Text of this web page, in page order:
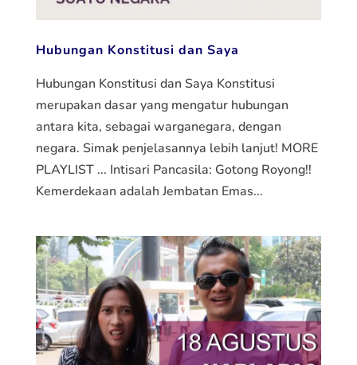
Hubungan Konstitusi dan Saya
Hubungan Konstitusi dan Saya Konstitusi
merupakan dasar yang mengatur hubungan
antara kita, sebagai warganegara, dengan
negara. Simak penjelasannya lebih lanjut! MORE
PLAYLIST ... Intisari Pancasila: Gotong Royong!!
Kemerdekaan adalah Jembatan Emas...